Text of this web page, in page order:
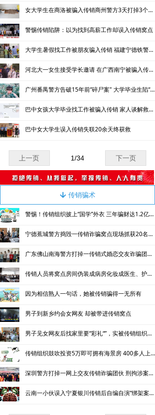
녓 传销骗术
警惕！传销组织披上“国学”外衣 三年骗财达1.2亿余元
宁德蕉城警方捣毁一传销诈骗窝点现场抓获20名犯罪嫌疑人
广东佛山南海警方打掉一传销式婚恋交友诈骗团伙 抓获涉案人员45名
传销人员将窝点房间伪装成病房化妆成医生、护士与被害人家属视频谎称急需手术费
因为相信熟人一句话，她被传销骗得一无所有
男子到新乡约会女网友 却被带进传销窝点
男子见女网友后找家里要“彩礼“”，实被传销组织控制
传销组织鼓吹投资5万即可拥有海景房 400多人上当被骗
深圳警方打掉一网上交友传销诈骗团伙 刑拘涉案团伙成员60人
云南一小伙误入宁夏银川传销后自编自演“绑架案”敲诈勒索家人
女大学生在商洛被骗入传销商州警方3天打掉3个传销窝点
警惕传销陷阱：以为找到高薪工作却误入传销窝点
大学生暑假找工作被朋友骗入传销 福建宁德铁警进行解救并捣毁传销窝点
河北大一女生接受学长邀请 在广西南宁被骗入传销窝点
广州番禺警方告破15年前“碎尸案" 大学毕业生陷“恒天”传销被害
巴中女孩大学毕业找工作被骗入传销 家人谈解救过程称心惊肉跳
巴中女大学生误入传销失联20余天终获救
上一页 下一页
1/34